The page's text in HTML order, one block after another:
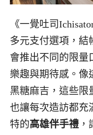
《一覺吐司
多元支付選項，結
會推出不同的限量
樂趣與期待感。 像
黑糖麻吉，這些限
也讓每次造訪都充
特的高雄伴手禮